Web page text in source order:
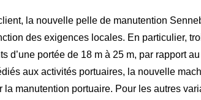
la nouvelle pelle de manutention
des exigences locales. En particulier,
d’une portée de 18 m à 25 m, par rapport
aux activités portuaires, la nouvelle
la manutention portuaire. Pour les autres